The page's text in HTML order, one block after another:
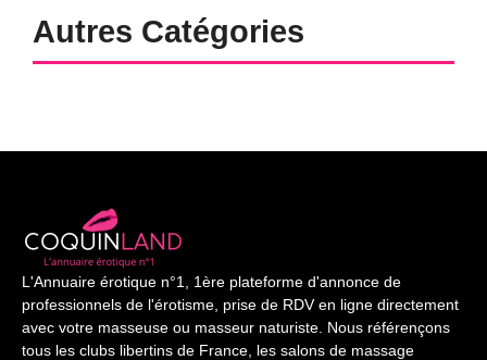
Autres Catégories
L'Annuaire érotique n°1, 1ère plateforme d'annonce de
professionnels de l'érotisme, prise de RDV en ligne directement
avec votre masseuse ou masseur naturiste. Nous référençons
tous les clubs libertins de France, les salons de massage